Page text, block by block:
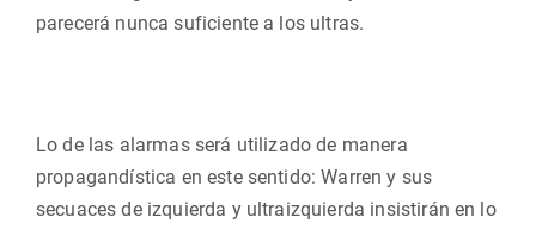
parecerá nunca suficiente a los ultras.
Lo de las alarmas será utilizado de manera
propagandística en este sentido: Warren y sus
secuaces de izquierda y ultraizquierda insistirán en lo